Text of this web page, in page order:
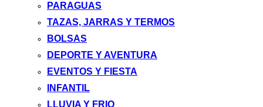
PARAGUAS
TAZAS, JARRAS Y TERMOS
BOLSAS
DEPORTE Y AVENTURA
EVENTOS Y FIESTA
INFANTIL
LLUVIA Y FRIO